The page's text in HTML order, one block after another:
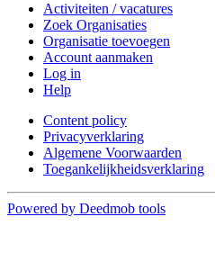
Activiteiten / vacatures
Zoek Organisaties
Organisatie toevoegen
Account aanmaken
Log in
Help
Content policy
Privacyverklaring
Algemene Voorwaarden
Toegankelijkheidsverklaring
Powered by Deedmob tools